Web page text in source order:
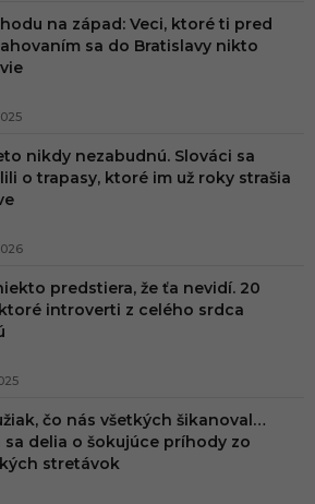
na západ: Veci, ktoré ti pred
sa do Bratislavy nikto
nikdy nezabudnú. Slováci sa
o trapasy, ktoré im už roky strašia
predstiera, že ťa nevidí. 20
introverti z celého srdca
čo nás všetkých šikanoval…
sa delia o šokujúce príhody zo
stretávok